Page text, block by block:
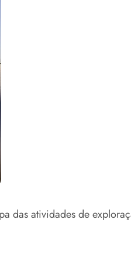
das atividades de